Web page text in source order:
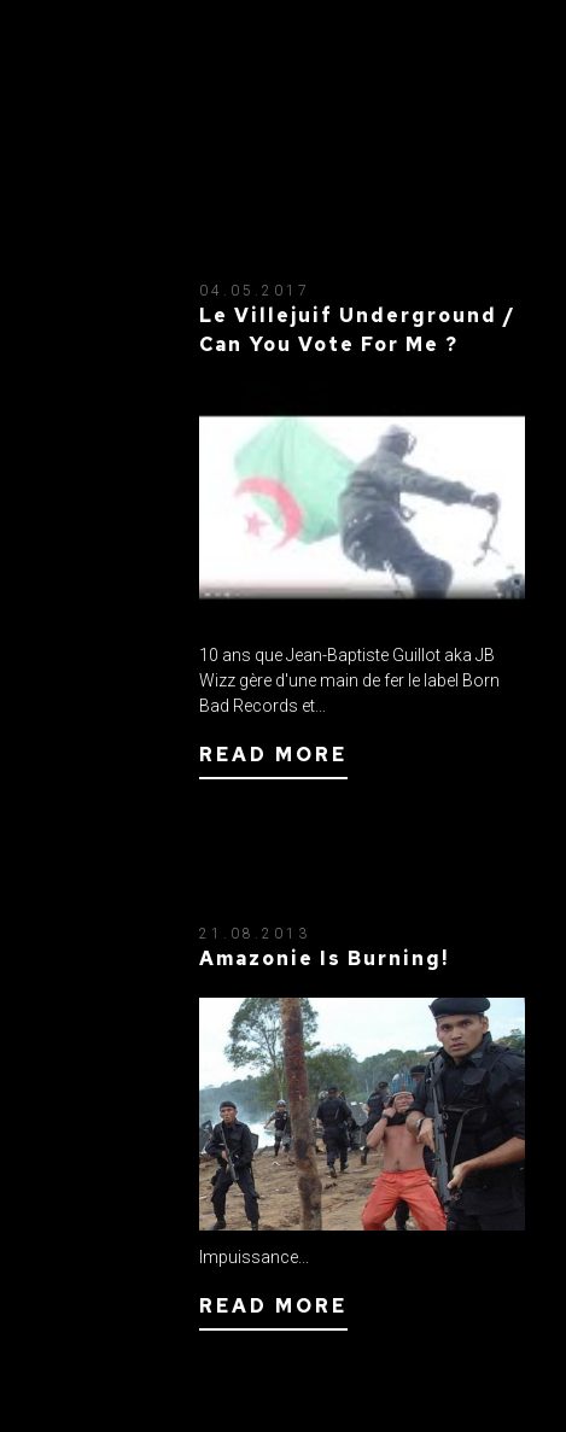
04.05.2017
Le Villejuif Underground /
Can You Vote For Me ?
10 ans que Jean-Baptiste Guillot aka JB
Wizz gère d'une main de fer le label Born
Bad Records et...
READ MORE
21.08.2013
Amazonie Is Burning!
Impuissance...
READ MORE